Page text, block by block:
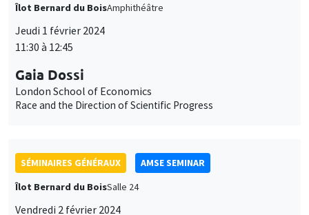
Îlot Bernard du BoisAmphithéâtre
Jeudi 1 février 2024
11:30 à 12:45
Gaia Dossi
London School of Economics
Race and the Direction of Scientific Progress
SÉMINAIRES GÉNÉRAUX
AMSE SEMINAR
Îlot Bernard du BoisSalle 24
Vendredi 2 février 2024